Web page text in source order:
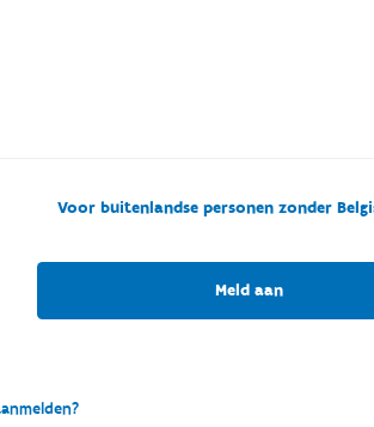
Voor buitenlandse personen zonder
Meld aan